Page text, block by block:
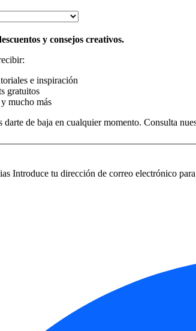
y consejos creativos.
e inspiración
gratuitos
mucho más
darte de baja en cualquier momento. Consulta
Introduce tu dirección de correo electrónico